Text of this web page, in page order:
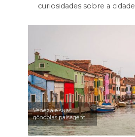
curiosidades sobre a cidade
Veneza e suas
gôndolas paisagem